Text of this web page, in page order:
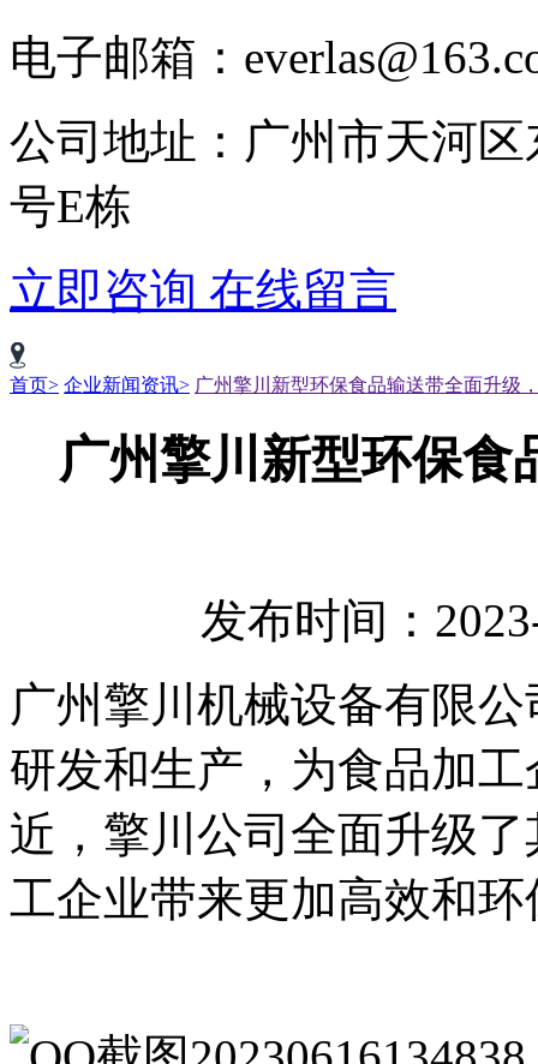
电子邮箱：
公司地址：广州市天河
号E栋
立即咨询 在线留言
首页> 企业新闻资讯> 广州擎川新型环保食品输送带全面升级
广州擎川新型环保食
发布时间：
广州擎川机械设备有限
研发和生产，为食品加
近，擎川公司全面升级了
工企业带来更加高效和